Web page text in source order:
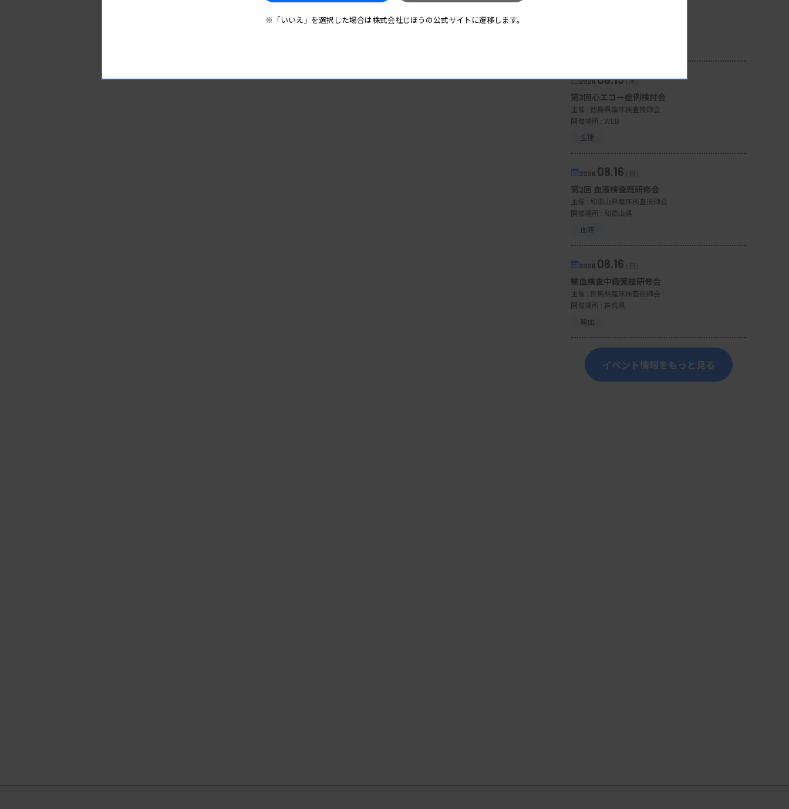
2026.08.13（木）
第3回心エコー症例検討会
主催 : 徳島県臨床検査技師会
開催場所 : WEB
生理
2026. 08.16（日）
第2回 血液検査班研修会
主催 : 和歌山県臨床検査技師会
開催場所 : 和歌山県
血液
2026. 08.16（日）
輸血検査中級実技研修会
主催 : 群馬県臨床検査技師会
開催場所 : 群馬県
輸血
イベント情報をもっと見る
※「いいえ」を選択した場合は株式会社じほうの公式サイトに遷移します。